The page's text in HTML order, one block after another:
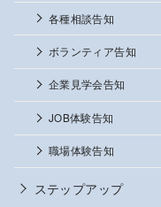
各種相談告知
ボランティア告知
企業見学会告知
JOB体験告知
職場体験告知
ステップアップ